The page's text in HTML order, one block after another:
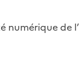
numérique de